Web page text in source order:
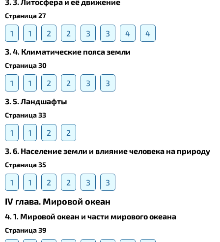
Страница 27
1 1 2 2 3 3 4
4
3. 4. Климатические пояса земли
Страница 30
1 1 2 2 3
3
3. 5. Ландшафты
Страница 33
1 1 2
2
3. 6. Население земли и влияние человека на природу
Страница 35
1 1 2 2 3 3
IV глава. Мировой океан
4. 1. Мировой океан и части мирового океана
Страница 39